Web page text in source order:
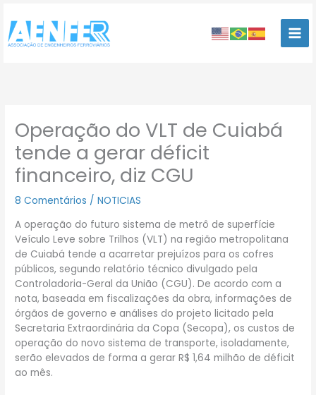
para
conteúdo
Operação do VLT de Cuiabá
tende a gerar déficit
financeiro, diz CGU
8 Comentários /NOTICIAS
A operação do futuro sistema de metrô de superfície
Veículo Leve sobre Trilhos (VLT) na região metropolitana
de Cuiabá tende a acarretar prejuízos para os cofres
públicos, segundo relatório técnico divulgado pela
Controladoria-Geral da União (CGU). De acordo com a
nota, baseada em fiscalizações da obra, informações de
órgãos de governo e análises do projeto licitado pela
Secretaria Extraordinária da Copa (Secopa), os custos de
operação do novo sistema de transporte, isoladamente,
serão elevados de forma a gerar R$ 1,64 milhão de déficit
ao mês.